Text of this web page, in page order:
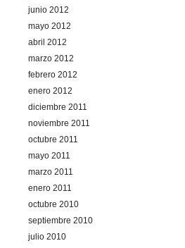
junio 2012
mayo 2012
abril 2012
marzo 2012
febrero 2012
enero 2012
diciembre 2011
noviembre 2011
octubre 2011
mayo 2011
marzo 2011
enero 2011
octubre 2010
septiembre 2010
julio 2010